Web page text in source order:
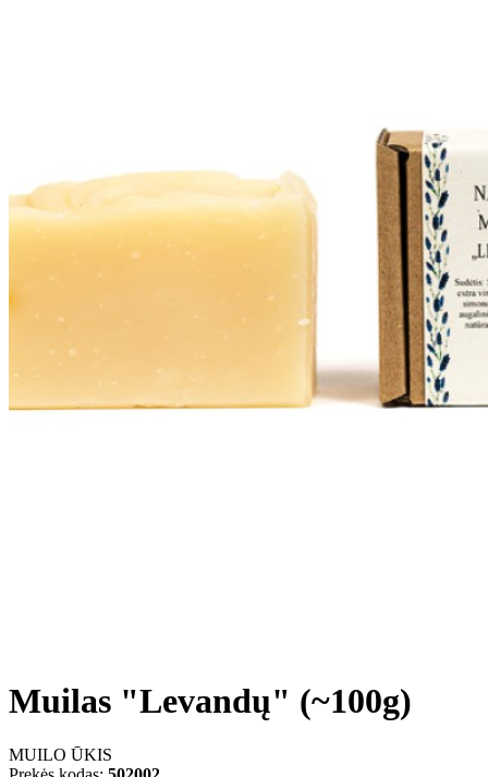
Muilas "Levandų" (~100g)
MUILO ŪKIS